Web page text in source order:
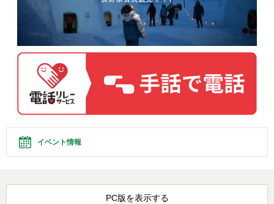
イベント情報
PC版を表示する